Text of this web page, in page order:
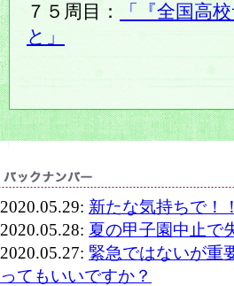
７５周目：
「『全国高
と」
2020.05.29: 新たな気持ちで！
2020.05.28: 夏の甲子園中止で
2020.05.27: 緊急ではないが重
ってもいいですか？